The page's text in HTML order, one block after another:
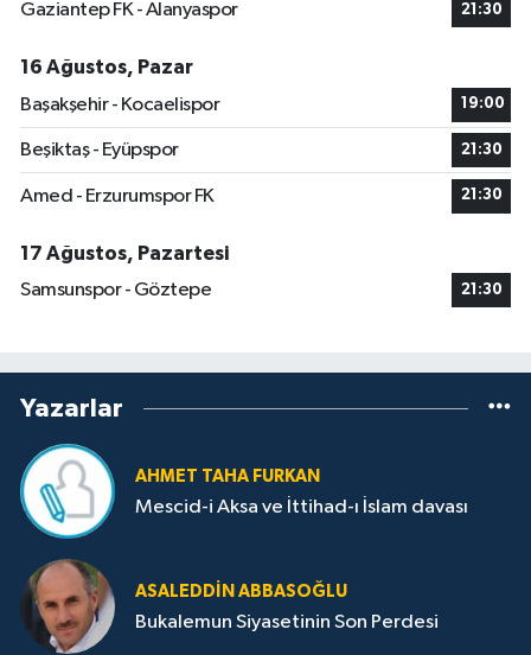
Gaziantep FK - Alanyaspor 21:30
16 Ağustos, Pazar
Başakşehir - Kocaelispor
19:00
Beşiktaş - Eyüpspor 21:30
Amed - Erzurumspor FK 21:30
17 Ağustos, Pazartesi
Samsunspor - Göztepe
21:30
Yazarlar
AHMET TAHA FURKAN
Mescid-i Aksa ve İttihad-ı İslam davası
ASALEDDIN ABBASOĞLU
Bukalemun Siyasetinin Son Perdesi